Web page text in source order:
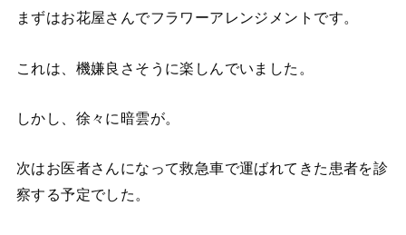
まずはお花屋さんでフラワーアレンジメントです。
これは、機嫌良さそうに楽しんでいました。
しかし、徐々に暗雲が。
次はお医者さんになって救急車で運ばれてきた患者を診
察する予定でした。